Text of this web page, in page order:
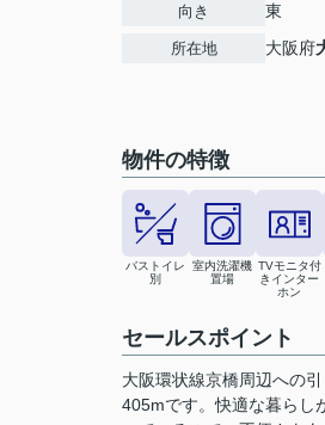
向き 東
所在地 大阪府
物件の特徴
バストイレ
別
室内洗濯機
置場
TVモニタ付
きインター
ホン
セールスポイント
大阪環状線京橋周辺への
405mです。快適な暮らし